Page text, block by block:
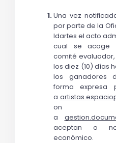
Una vez
por parte de la
Idartes el acto
cual se acoge
comité
los diez (10) días
los ganadores
forma expresa
a
on
a
aceptan o
económico.